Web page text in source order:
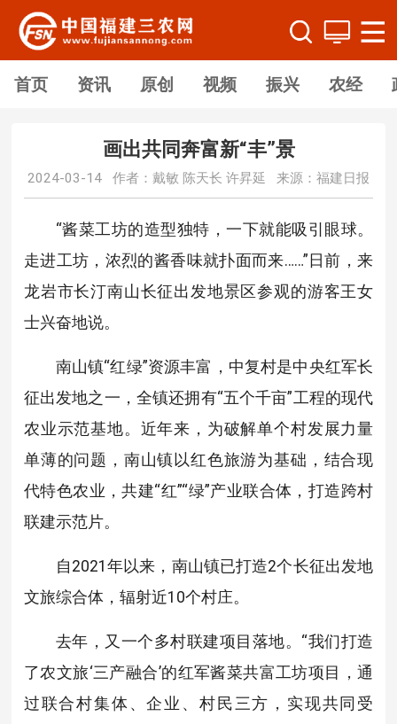
首页 资讯 原创 视频 振兴 农经
画出共同奔富新“丰”景
2024-03-14 作者：戴敏 陈天长 许昇延 来源：福建日报
“酱菜工坊的造型独特，一下就能吸引眼球。
走进工坊，浓烈的酱香味就扑面而来……”日前，来
龙岩市长汀南山长征出发地景区参观的游客王女
士兴奋地说。
南山镇“红绿”资源丰富，中复村是中央红军长
征出发地之一，全镇还拥有“五个千亩”工程的现代
农业示范基地。近年来，为破解单个村发展力量
单薄的问题，南山镇以红色旅游为基础，结合现
代特色农业，共建“红”“绿”产业联合体，打造跨村
联建示范片。
自2021年以来，南山镇已打造2个长征出发地
文旅综合体，辐射近10个村庄。
去年，又一个多村联建项目落地。“我们打造
了农文旅‘三产融合’的红军酱菜共富工坊项目，通
过联合村集体、企业、村民三方，实现共同受